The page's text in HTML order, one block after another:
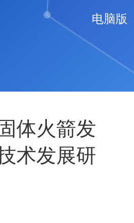
电脑版
体火箭发
术发展研